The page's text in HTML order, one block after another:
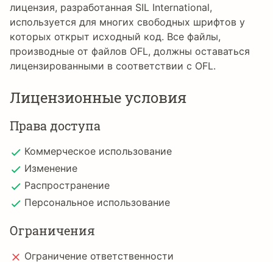
лицензия, разработанная SIL International,
используется для многих свободных шрифтов у
которых открыт исходный код. Все файлы,
производные от файлов OFL, должны оставаться
лицензированными в соответствии с OFL.
Лицензионные условия
Права доступа
Коммерческое использование
Изменение
Распространение
Персональное использование
Ограничения
Ограничение ответственности